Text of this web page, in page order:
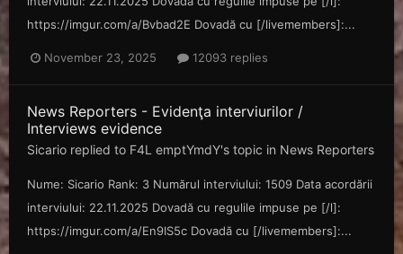
https://imgur.com/a/Bvbad2E Dovadă cu [/livemembers]:...
November 23, 2025 12093 replies
News Reporters - Evidenţa interviurilor /
Interviews evidence
Sicario replied to F4L emptYmdY's topic in News Reporters
Nume: Sicario Rank: 3 Numărul interviului: 1509 Data acordării
interviului: 22.11.2025 Dovadă cu regulile impuse pe [/l]:
https://imgur.com/a/En9IS5c Dovadă cu [/livemembers]:...